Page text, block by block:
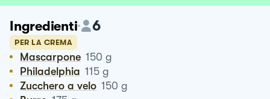
Ingredienti 6
PER LA CREMA
Mascarpone 150 g
Philadelphia 115 g
Zucchero a velo 150 g